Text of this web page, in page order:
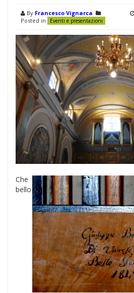
By Francesco Vignarca
Posted in
Eventi e presentazioni
Che
bello